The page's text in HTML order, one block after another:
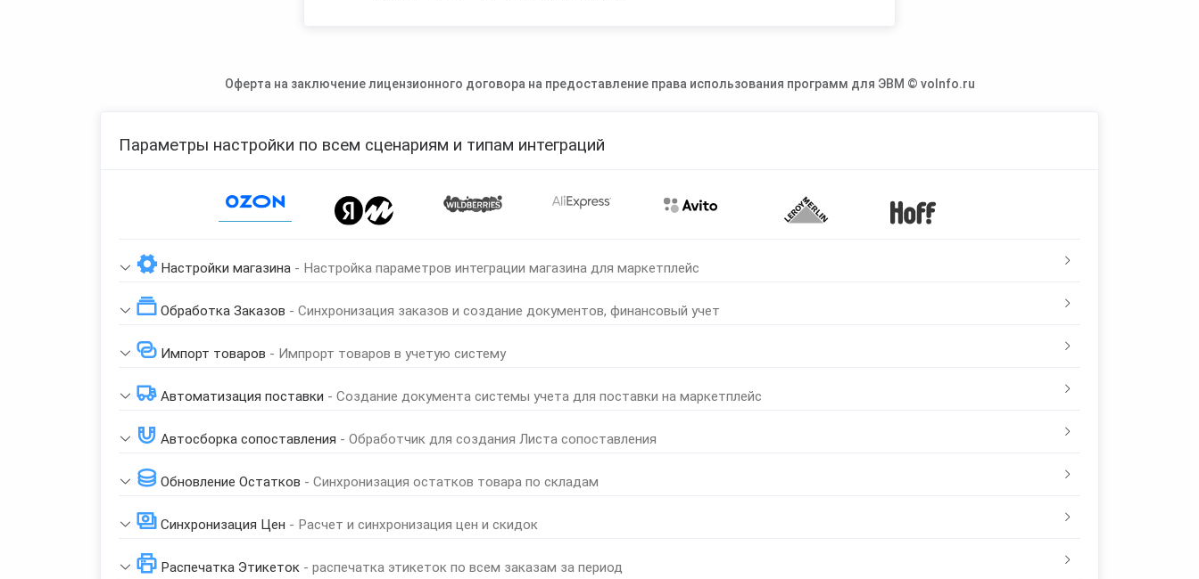
Оферта на заключение лицензионного договора на предоставление права использования программ для ЭВМ © voInfo.ru
Параметры настройки по всем сценариям и типам интеграций
Настройки магазина - Настройка параметров интеграции магазина для маркетплейс
Обработка Заказов - Синхронизация заказов и создание документов, финансовый учет
Импорт товаров - Импрорт товаров в учетую систему
Автоматизация поставки - Создание документа системы учета для поставки на маркетплейс
Автосборка сопоставления - Обработчик для создания Листа сопоставления
Обновление Остатков - Синхронизация остатков товара по складам
Синхронизация Цен - Расчет и синхронизация цен и скидок
Распечатка Этикеток - распечатка этикеток по всем заказам за период